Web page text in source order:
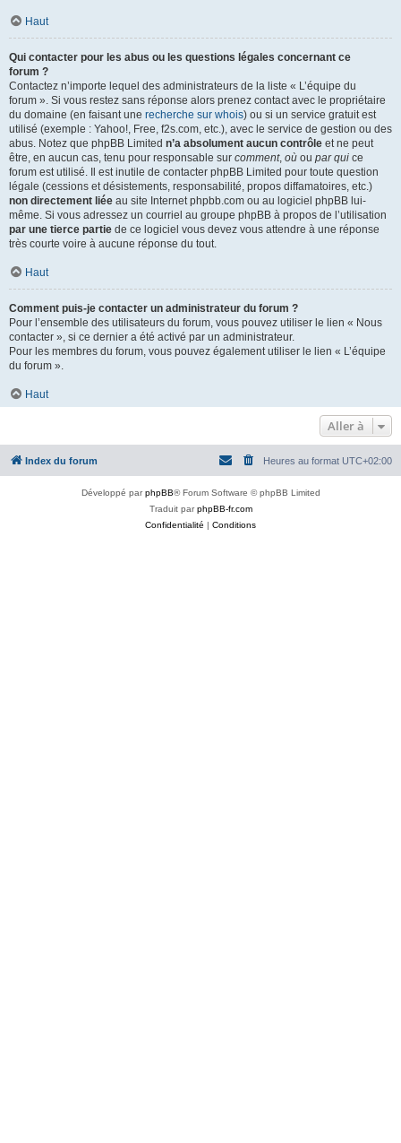
Haut
Qui contacter pour les abus ou les questions légales concernant ce
forum ?
Contactez n’importe lequel des administrateurs de la liste « L’équipe du
forum ». Si vous restez sans réponse alors prenez contact avec le propriétaire
du domaine (en faisant une recherche sur whois) ou si un service gratuit est
utilisé (exemple : Yahoo!, Free, f2s.com, etc.), avec le service de gestion ou des
abus. Notez que phpBB Limited n’a absolument aucun contrôle et ne peut
être, en aucun cas, tenu pour responsable sur comment, où ou par qui ce
forum est utilisé. Il est inutile de contacter phpBB Limited pour toute question
légale (cessions et désistements, responsabilité, propos diffamatoires, etc.)
non directement liée au site Internet phpbb.com ou au logiciel phpBB lui-
même. Si vous adressez un courriel au groupe phpBB à propos de l’utilisation
par une tierce partie de ce logiciel vous devez vous attendre à une réponse
très courte voire à aucune réponse du tout.
Haut
Comment puis-je contacter un administrateur du forum ?
Pour l’ensemble des utilisateurs du forum, vous pouvez utiliser le lien « Nous
contacter », si ce dernier a été activé par un administrateur.
Pour les membres du forum, vous pouvez également utiliser le lien « L’équipe
du forum ».
Haut
Aller à
Index du forum Heures au format UTC+02:00
Développé parphpBB® Forum Software © phpBB Limited
Traduit parphpBB-fr.com
Confidentialité | Conditions